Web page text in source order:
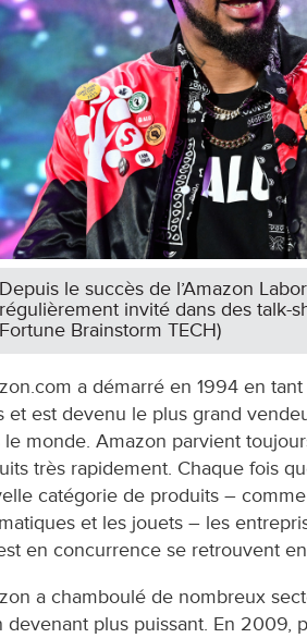
Depuis le succès de l’Amazon
régulièrement invité dans des talk-
Fortune Brainstorm TECH)
a démarré en 1994 en
et est devenu le plus grand
le monde. Amazon parvient
très rapidement. Chaque fois
catégorie de produits –
et les jouets – les
en concurrence se retrouvent
a chamboulé de nombreux
devenant plus puissant. En 2009,